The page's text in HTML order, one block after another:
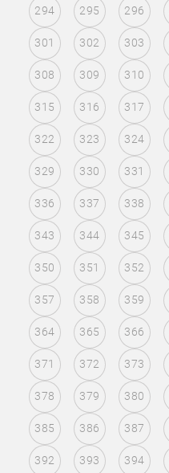
294 295 296
301 302 303
308 309 310
315 316 317
322 323 324
329 330 331
336 337 338
343 344 345
350 351 352
357 358 359
364 365 366
371 372 373
378 379 380
385 386 387
392 393 394